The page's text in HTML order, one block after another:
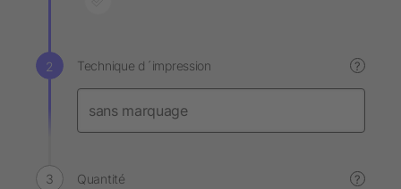
Technique d´impression ?
Quantité ?